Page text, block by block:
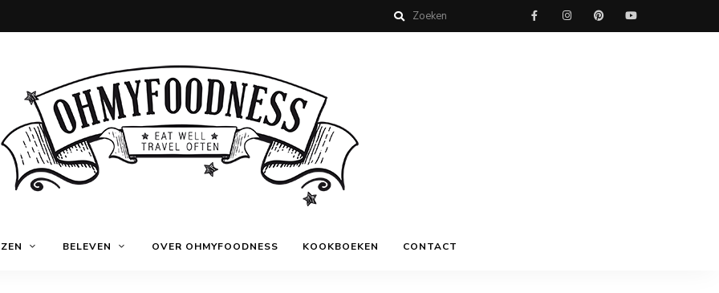
BELEVEN OVER OHMYFOODNESS KOOKBOEKEN CONTACT